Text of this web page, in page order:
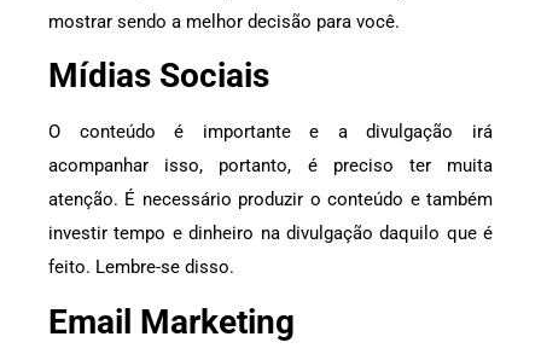
mostrar sendo a melhor decisão para você.
Mídias Sociais
O conteúdo é importante e a divulgação irá
acompanhar isso, portanto, é preciso ter muita
atenção. É necessário produzir o conteúdo e também
investir tempo e dinheiro na divulgação daquilo que é
feito. Lembre-se disso.
Email Marketing